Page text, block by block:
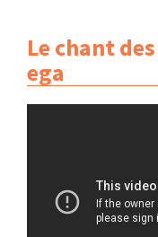
Le chant
ega